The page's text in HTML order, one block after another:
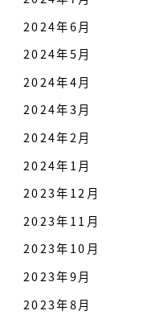
2024年6月
2024年5月
2024年4月
2024年3月
2024年2月
2024年1月
2023年12月
2023年11月
2023年10月
2023年9月
2023年8月